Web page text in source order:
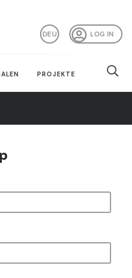
LOG IN
DEU
PROJEKTE